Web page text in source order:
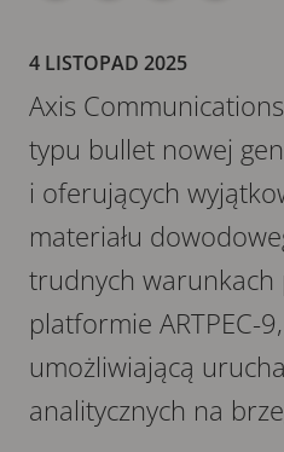
4 LISTOPAD 2025
Axis
typu bullet nowej
i oferujących
materiału
trudnych warunkach
platformie ARTPEC-
umożliwiającą
analitycznych na